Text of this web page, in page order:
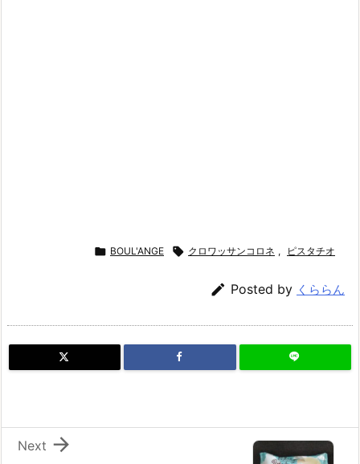
 BOUL'ANGE  クロワッサンコロネ , ピスタチオ
 Posted by くららん

Next